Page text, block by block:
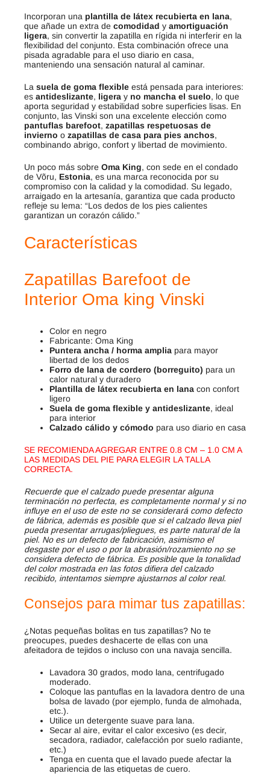
Incorporan una plantilla de látex recubierta en lana,
que añade un extra de comodidad y amortiguación
ligera, sin convertir la zapatilla en rígida ni interferir en la
flexibilidad del conjunto. Esta combinación ofrece una
pisada agradable para el uso diario en casa,
manteniendo una sensación natural al caminar.
La suela de goma flexible está pensada para interiores:
es antideslizante, ligera y no mancha el suelo, lo que
aporta seguridad y estabilidad sobre superficies lisas. En
conjunto, las Vinski son una excelente elección como
pantuflas barefoot, zapatillas respetuosas de
invierno o zapatillas de casa para pies anchos,
combinando abrigo, confort y libertad de movimiento.
Un poco más sobre Oma King, con sede en el condado
de Võru, Estonia, es una marca reconocida por su
compromiso con la calidad y la comodidad. Su legado,
arraigado en la artesanía, garantiza que cada producto
refleje su lema: “Los dedos de los pies calientes
garantizan un corazón cálido.”
Características
Zapatillas Barefoot de
Interior Oma king Vinski
Color en negro
Fabricante: Oma King
Puntera ancha / horma amplia para mayor
libertad de los dedos
Forro de lana de cordero (borreguito) para un
calor natural y duradero
Plantilla de látex recubierta en lana con confort
ligero
Suela de goma flexible y antideslizante, ideal
para interior
Calzado cálido y cómodo para uso diario en casa
SE RECOMIENDA AGREGAR ENTRE 0.8 CM – 1.0 CM A
LAS MEDIDAS DEL PIE PARA ELEGIR LA TALLA
CORRECTA.
Recuerde que el calzado puede presentar alguna
terminación no perfecta, es completamente normal y si no
influye en el uso de este no se considerará como defecto
de fábrica, además es posible que si el calzado lleva piel
pueda presentar arrugas/pliegues, es parte natural de la
piel. No es un defecto de fabricación, asimismo el
desgaste por el uso o por la abrasión/rozamiento no se
considera defecto de fábrica. Es posible que la tonalidad
del color mostrada en las fotos difiera del calzado
recibido, intentamos siempre ajustarnos al color real.
Consejos para mimar tus zapatillas:
¿Notas pequeñas bolitas en tus zapatillas? No te
preocupes, puedes deshacerte de ellas con una
afeitadora de tejidos o incluso con una navaja sencilla.
Lavadora 30 grados, modo lana, centrifugado
moderado.
Coloque las pantuflas en la lavadora dentro de una
bolsa de lavado (por ejemplo, funda de almohada,
etc.).
Utilice un detergente suave para lana.
Secar al aire, evitar el calor excesivo (es decir,
secadora, radiador, calefacción por suelo radiante,
etc.)
Tenga en cuenta que el lavado puede afectar la
apariencia de las etiquetas de cuero.